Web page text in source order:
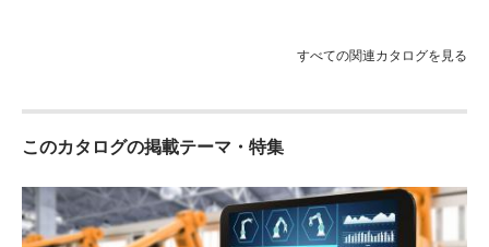
すべての関連カタログを見る
このカタログの掲載テーマ・特集